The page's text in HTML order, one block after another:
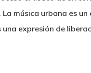
La música urbana es
expresión de